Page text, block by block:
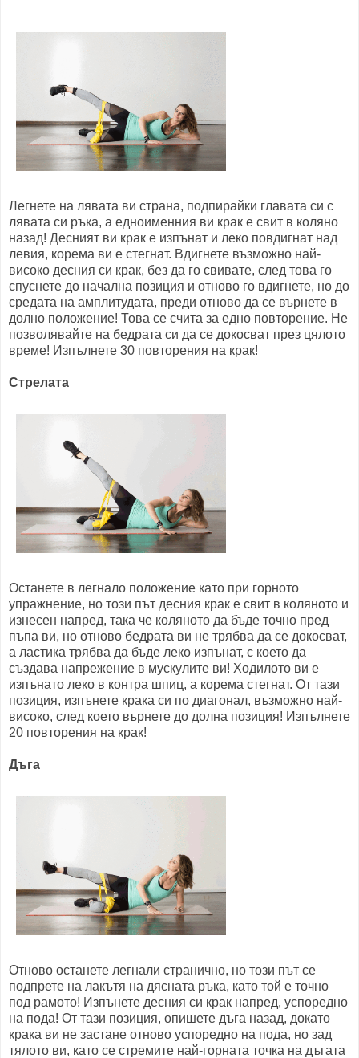
Легнете на лявата ви страна, подпирайки главата си с
лявата си ръка, а едноименния ви крак е свит в коляно
назад! Десният ви крак е изпънат и леко повдигнат над
левия, корема ви е стегнат. Вдигнете възможно най-
високо десния си крак, без да го свивате, след това го
спуснете до начална позиция и отново го вдигнете, но до
средата на амплитудата, преди отново да се върнете в
долно положение! Това се счита за едно повторение. Не
позволявайте на бедрата си да се докосват през цялото
време! Изпълнете 30 повторения на крак!
Стрелата
Останете в легнало положение като при горното
упражнение, но този път десния крак е свит в коляното и
изнесен напред, така че коляното да бъде точно пред
пъпа ви, но отново бедрата ви не трябва да се докосват,
а ластика трябва да бъде леко изпънат, с което да
създава напрежение в мускулите ви! Ходилото ви е
изпънато леко в контра шпиц, а корема стегнат. От тази
позиция, изпънете крака си по диагонал, възможно най-
високо, след което върнете до долна позиция! Изпълнете
20 повторения на крак!
Дъга
Отново останете легнали странично, но този път се
подпрете на лакътя на дясната ръка, като той е точно
под рамото! Изпънете десния си крак напред, успоредно
на пода! От тази позиция, опишете дъга назад, докато
крака ви не застане отново успоредно на пода, но зад
тялото ви, като се стремите най-горната точка на дъгата